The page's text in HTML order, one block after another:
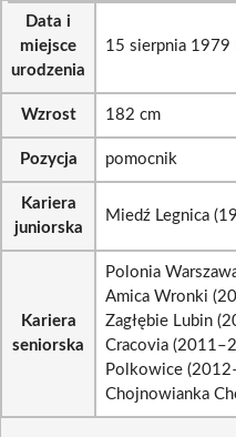
Data i
miejsce
urodzenia
15 sierpnia 1979
Wzrost 182 cm
Pozycja pomocnik
Kariera
juniorska
Miedź Legnica
Kariera
seniorska
Polonia
Amica Wronki
Zagłębie Lubin
Cracovia
Polkowice
Chojnowianka